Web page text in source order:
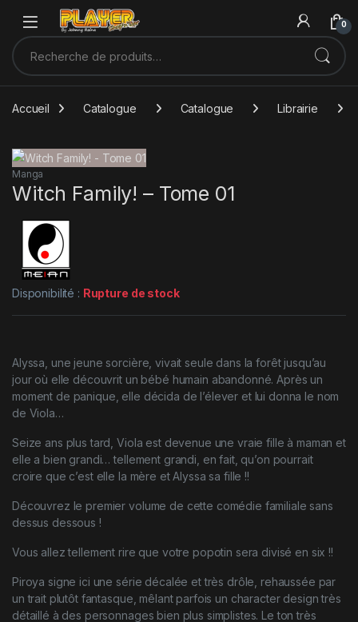
Sauter à la navigation
Skip to content
0
Recherche pour :
Accueil Catalogue Catalogue Librairie
Manga
Witch Family! – Tome 01
Disponibilité : Rupture de stock
Alyssa, une jeune sorcière, vivait seule dans la forêt jusqu’au
jour où elle découvrit un bébé humain abandonné. Après un
moment de panique, elle décida de l’élever et lui donna le nom
de Viola…
Seize ans plus tard, Viola est devenue une vraie fille à maman et
elle a bien grandi… tellement grandi, en fait, qu’on pourrait
croire que c’est elle la mère et Alyssa sa fille !!
Découvrez le premier volume de cette comédie familiale sans
dessus dessous !
Vous allez tellement rire que votre popotin sera divisé en six !!
Piroya signe ici une série décalée et très drôle, rehaussée par
un trait plutôt fantasque, mêlant parfois un character design très
détaillé à des personnages bien plus simplistes. Le ton très